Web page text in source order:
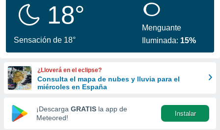
se
calidad.
a este
las
y
forma
digital
basada
18°
Sensación de 18°
Menguante
Iluminada: 15%
¿Lloverá en el eclipse?
Consulta el mapa de nubes y lluvia para el
miércoles en España
¡Descarga GRATIS la app de
Meteored!
Instalar